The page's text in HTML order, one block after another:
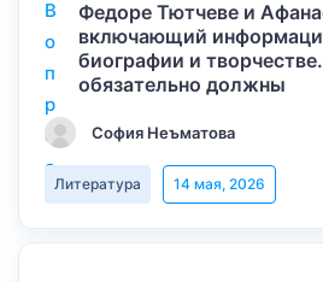
Федоре Тютчеве и
включающий
биографии и
обязательно должны
София Неъматова
Литература 14 мая, 2026